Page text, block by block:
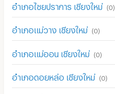
อำเภอไชยปราการ เชียงใหม่ (0)
อำเภอแม่วาง เชียงใหม่ (0)
อำเภอแม่ออน เชียงใหม่ (0)
อำเภอดอยหล่อ เชียงใหม่ (0)